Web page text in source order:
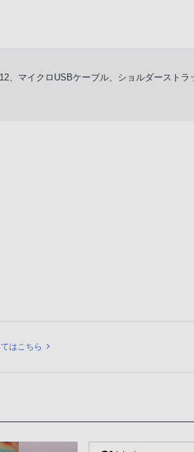
、マイクロUSBケーブル、ショルダースト
はこちら